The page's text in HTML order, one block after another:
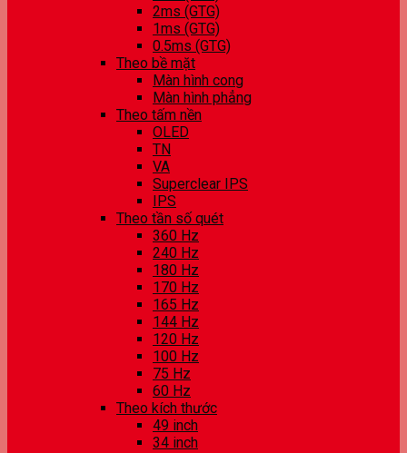
2ms (GTG)
1ms (GTG)
0.5ms (GTG)
Theo bề mặt
Màn hình cong
Màn hình phẳng
Theo tấm nền
OLED
TN
VA
Superclear IPS
IPS
Theo tần số quét
360 Hz
240 Hz
180 Hz
170 Hz
165 Hz
144 Hz
120 Hz
100 Hz
75 Hz
60 Hz
Theo kích thước
49 inch
34 inch